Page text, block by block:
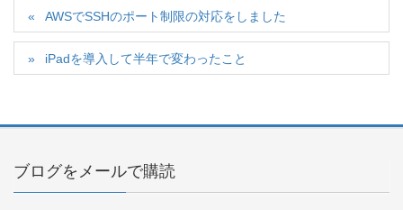
AWSでSSHのポート制限の対応をしました
iPadを導入して半年で変わったこと
ブログをメールで購読